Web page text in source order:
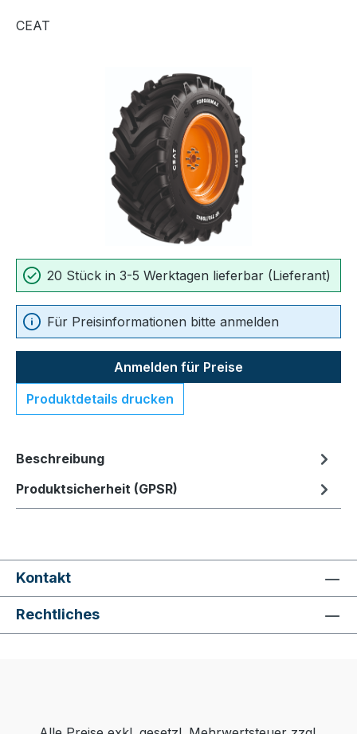
CEAT
Bildergalerie überspringen
20 Stück in 3-5 Werktagen lieferbar (Lieferant)
Für Preisinformationen bitte anmelden
Anmelden für Preise
Produktdetails drucken
Beschreibung
Produktsicherheit (GPSR)
Kontakt
Rechtliches